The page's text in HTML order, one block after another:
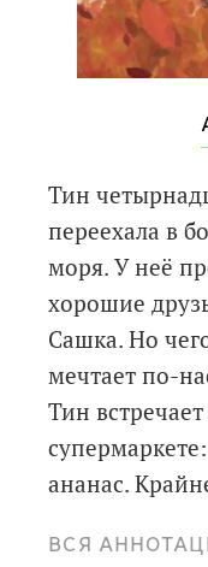
Тин
переехала в
моря. У неё
хорошие
Сашка. Но
мечтает по-
Тин
ананас.
знакомства
Игнат
ВСЯ